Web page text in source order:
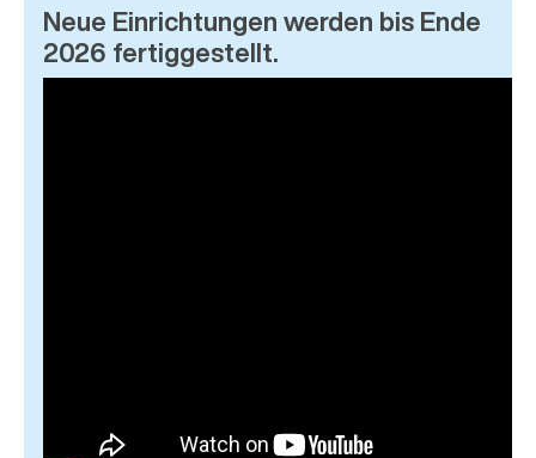
Neue Einrichtungen werden bis Ende
2026 fertiggestellt.